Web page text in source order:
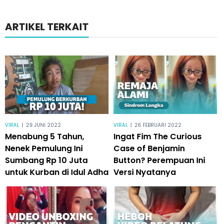
ARTIKEL TERKAIT
VIRAL | 29 JUNI 2022
Menabung 5 Tahun,
Nenek Pemulung Ini
Sumbang Rp 10 Juta
untuk Kurban di Idul Adha
VIRAL | 26 FEBRUARI 2022
Ingat Fim The Curious
Case of Benjamin
Button? Perempuan Ini
Versi Nyatanya